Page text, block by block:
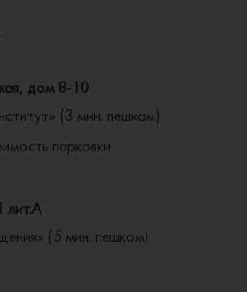
дом 8-10
(3 мин. пешком)
парковки
лит.А
(5 мин. пешком)